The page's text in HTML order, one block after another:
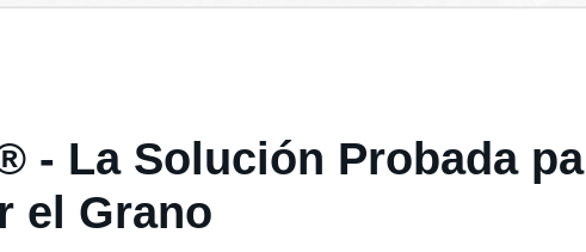
- La Solución Probada
el Grano